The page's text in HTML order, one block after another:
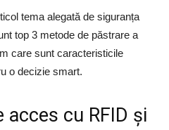
tema alegată de siguranța
top 3 metode de păstrare a
care sunt caracteristicile
o decizie smart.
acces cu RFID și